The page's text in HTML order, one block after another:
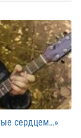
сердцем…»